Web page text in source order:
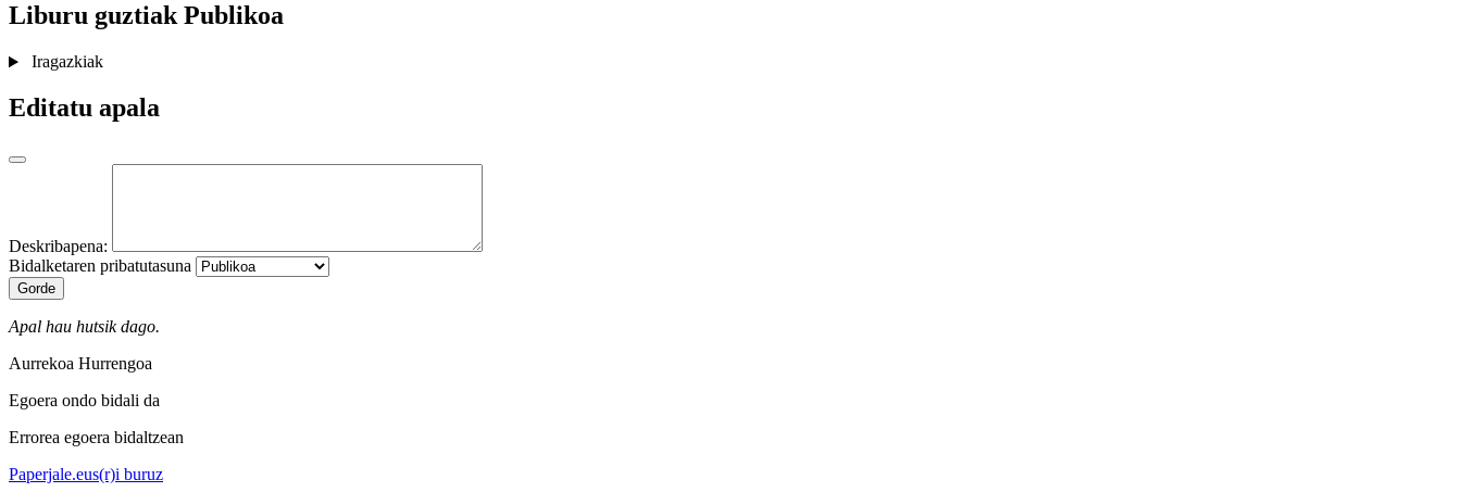
Liburu guztiakPublikoa
Iragazkiak
Editatu apala
Deskribapena:
Bidalketaren pribatutasuna
Gorde
Apal hau hutsik dago.
Aurrekoa Hurrengoa
Egoera ondo bidali da
Errorea egoera bidaltzean
Paperjale.eus(r)i buruz